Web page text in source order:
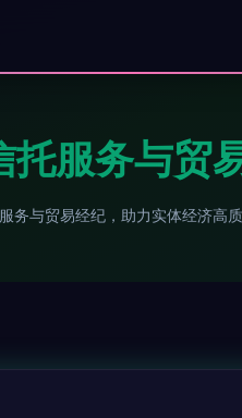
托服务与贸
务与贸易经纪，助力实体经济高